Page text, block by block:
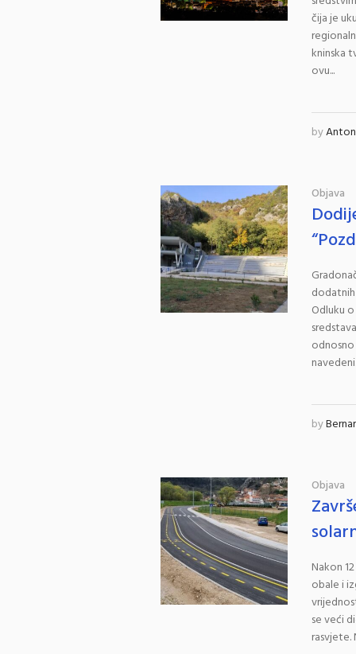
čija je
kninska
ovu...
by
Objava
dodatnih
Odluku
by
Objava
Nakon
obale i
se veći
rasvjete.